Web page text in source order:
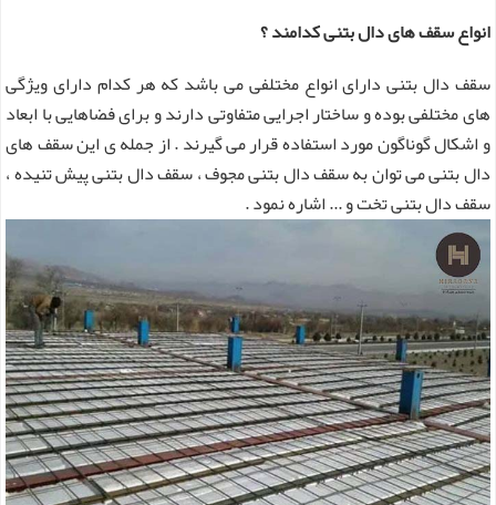
انواع سقف های دال بتنی کدامند ؟
سقف دال بتنی دارای انواع مختلفی می باشد که هر کدام دارای ویژگی
های مختلفی بوده و ساختار اجرایی متفاوتی دارند و برای فضاهایی با ابعاد
و اشکال گوناگون مورد استفاده قرار می گیرند . از جمله ی این سقف های
دال بتنی می توان به سقف دال بتنی مجوف ، سقف دال بتنی پیش تنیده ،
سقف دال بتنی تخت و ... اشاره نمود .